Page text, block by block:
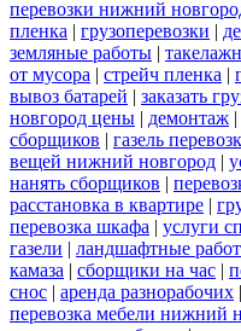
перевозки нижний
пленка | грузоперевозки |
земляные работы |
от мусора | стрейч пленка |
вывоз батарей | заказать
новгород цены | демонтаж |
сборщиков | газель
вещей нижний новгород |
нанять сборщиков |
расстановка в квартире |
перевозка шкафа | услуги
газели | ландшафтные
камаза | сборщики на час |
снос | аренда разнорабочих |
перевозка мебели нижний